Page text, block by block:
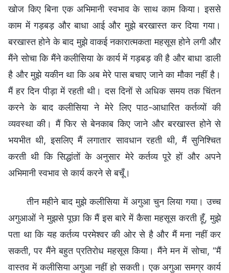
खोज किए बिना एक अभिमानी स्वभाव के साथ काम किया। इससे
काम में गड़बड़ और बाधा आई और मुझे बरखास्त कर दिया गया।
बरखास्त होने के बाद मुझे वाकई नकारात्मकता महसूस होने लगी और
मैंने सोचा कि मैंने कलीसिया के कार्य में गड़बड़ की है और बाधा डाली
है और मुझे यकीन था कि अब मेरे पास बचाए जाने का मौका नहीं है।
मैं हर दिन पीड़ा में रहती थी। दस दिनों से अधिक समय तक चिंतन
करने के बाद कलीसिया ने मेरे लिए पाठ-आधारित कर्तव्यों की
व्यवस्था की। मैं फिर से बेनकाब किए जाने और बरखास्त होने से
भयभीत थी, इसलिए मैं लगातार सावधान रहती थी, मैं सुनिश्चित
करती थी कि सिद्धांतों के अनुसार मेरे कर्तव्य पूरे हों और अपने
अभिमानी स्वभाव से कार्य करने से बचूँ।
तीन महीने बाद मुझे कलीसिया में अगुआ चुन लिया गया। उच्च
अगुआओं ने मुझसे पूछा कि मैं इस बारे में कैसा महसूस करती हूँ, मुझे
पता था कि यह कर्तव्य परमेश्वर की ओर से है और मैं मना नहीं कर
सकती, पर मैंने बहुत प्रतिरोध महसूस किया। मैंने मन में सोचा, “मैं
वास्तव में कलीसिया अगुआ नहीं हो सकती। एक अगुआ समग्र कार्य